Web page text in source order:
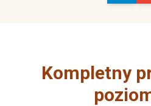
Kompletny